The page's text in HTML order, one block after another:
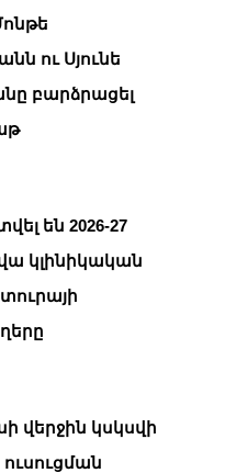
ու Սյունե
բարձրացել
են 2026-27
կլինիկական
վերջին կսկսվի